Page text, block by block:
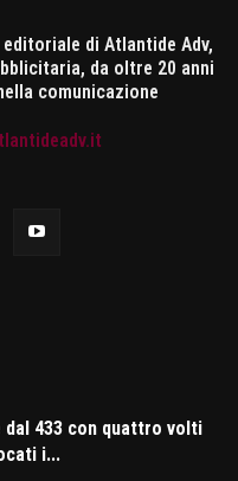
di Atlantide Adv,
da oltre 20 anni
comunicazione
dal 433 con quattro volti
i...